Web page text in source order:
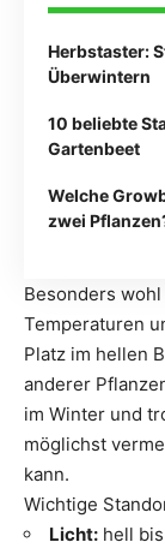
Herbstaster:
Überwintern
10 beliebte
Gartenbeet
Welche
zwei
Besonders
Temperaturen
Platz im hellen
anderer
im Winter und
möglichst
kann.
Wichtige
Licht: hell